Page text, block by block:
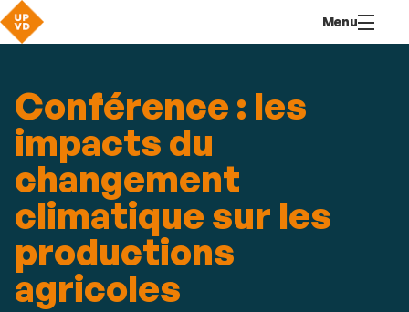
contenu
Menu
Conférence : les
impacts du
changement
climatique sur les
productions
agricoles